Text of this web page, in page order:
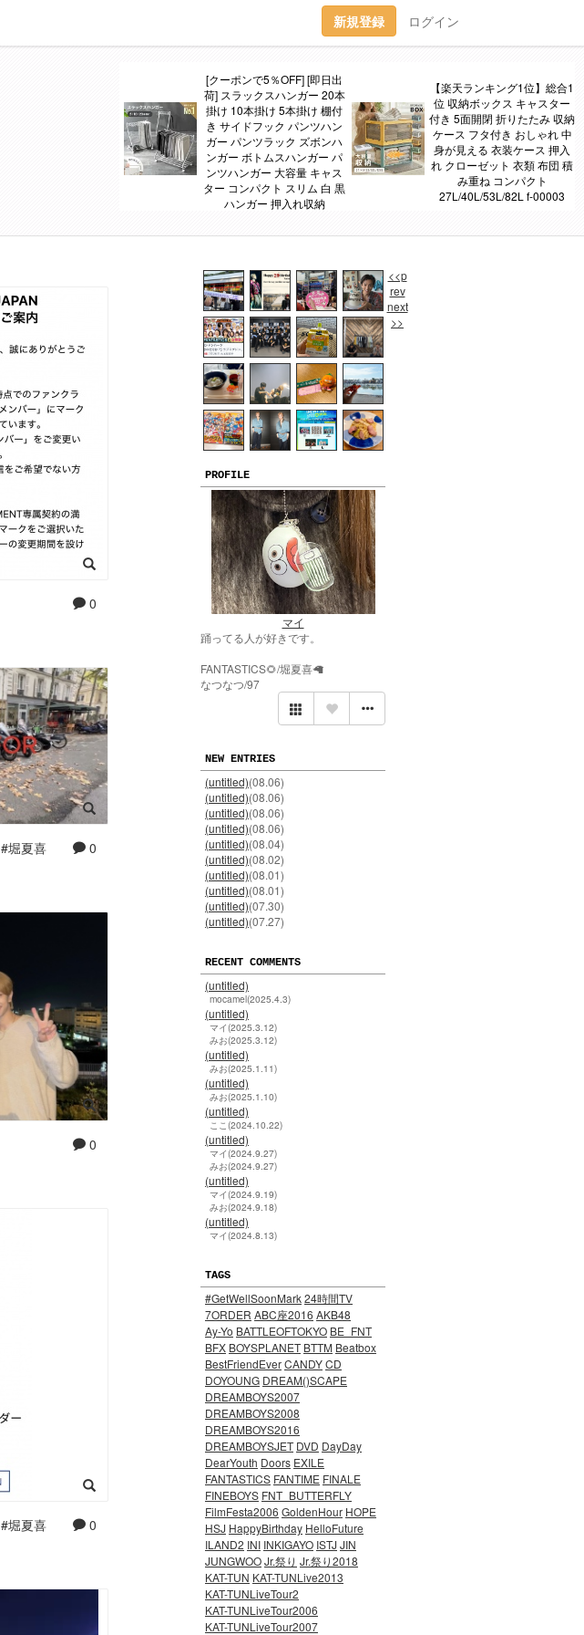
新規登録 ログイン
[クーポンで5％OFF] [即日出
荷] スラックスハンガー 20本
掛け 10本掛け 5本掛け 棚付
き サイドフック パンツハン
ガー パンツラック ズボンハ
ンガー ボトムスハンガー パ
ンツハンガー 大容量 キャス
ター コンパクト スリム 白 黒
ハンガー 押入れ収納
【楽天ランキング1位】総合1
位 収納ボックス キャスター
付き 5面開閉 折りたたみ 収納
ケース フタ付き おしゃれ 中
身が見える 衣装ケース 押入
れ クローゼット 衣類 布団 積
み重ね コンパクト
27L/40L/53L/82L f-00003
<<p
rev
next
>>
PROFILE
マイ
踊ってる人が好きです。
FANTASTICS🌻/堀夏喜🦙
なつなつ/97
NEW ENTRIES
(untitled)(08.06)
(untitled)(08.06)
(untitled)(08.06)
(untitled)(08.06)
(untitled)(08.04)
(untitled)(08.02)
(untitled)(08.01)
(untitled)(08.01)
(untitled)(07.30)
(untitled)(07.27)
RECENT COMMENTS
(untitled)
mocamel(2025.4.3)
(untitled)
マイ(2025.3.12)
みお(2025.3.12)
(untitled)
みお(2025.1.11)
(untitled)
みお(2025.1.10)
(untitled)
ここ(2024.10.22)
(untitled)
マイ(2024.9.27)
みお(2024.9.27)
(untitled)
マイ(2024.9.19)
みお(2024.9.18)
(untitled)
マイ(2024.8.13)
TAGS
#GetWellSoonMark24時間TV
7ORDER ABC座2016 AKB48
Ay-Yo BATTLEOFTOKYO BE_FNT
BFX BOYSPLANET BTTM Beatbox
BestFriendEverCANDYCD
DOYOUNG DREAM()SCAPE
DREAMBOYS2007
DREAMBOYS2008
DREAMBOYS2016
DREAMBOYSJET DVD DayDay
DearYouth Doors EXILE
FANTASTICS FANTIME FINALE
FINEBOYS FNT_BUTTERFLY
FilmFesta2006 GoldenHour HOPE
HSJ HappyBirthday HelloFuture
ILAND2 INI INKIGAYO ISTJ JIN
JUNGWOOJr.祭り Jr.祭り2018
KAT-TUN KAT-TUNLive2013
KAT-TUNLiveTour2
KAT-TUNLiveTour2006
KAT-TUNLiveTour2007
0
#堀夏喜 0
0
#堀夏喜 0